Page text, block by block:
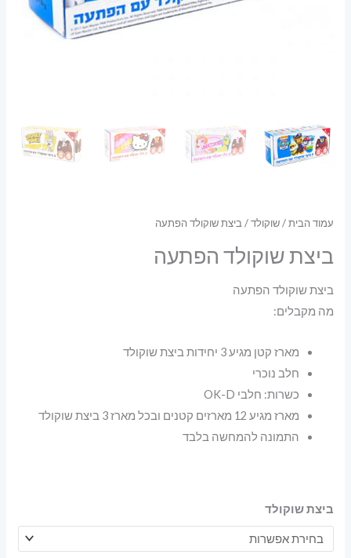
עמוד הבית/שוקולד/ ביצת שוקולד הפתעה
ביצת שוקולד הפתעה
ביצת שוקולד הפתעה
מה מקבלים:
מארז קטן מגיע 3 יחידות ביצת שוקולד
חלב נוכרי
כשרות: חלבי OK-D
מארז מגיע 12 מארזים קטנים ובכל מארז 3 ביצת שוקולד
התמונה להמחשה בלבד
ביצת שוקולד